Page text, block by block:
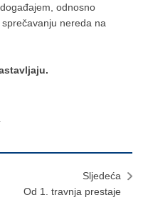
odnosno
nereda na
Sljedeća
Od 1. travnja prestaje